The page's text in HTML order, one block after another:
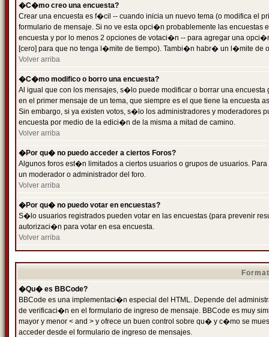
�C�mo creo una encuesta?
Crear una encuesta es f�cil -- cuando inicia un nuevo tema (o modifica el
formulario de mensaje. Si no ve esta opci�n probablemente las
encuesta y por lo menos 2 opciones de votaci�n -- para agregar una
[cero] para que no tenga l�mite de tiempo). Tambi�n habr� un l�mite de
Volver arriba
�C�mo modifico o borro una encuesta?
Al igual que con los mensajes, s�lo puede modificar o borrar una
en el primer mensaje de un tema, que siempre es el que tiene la encuesta
Sin embargo, si ya existen votos, s�lo los administradores y moderadores
encuesta por medio de la edici�n de la misma a mitad de camino.
Volver arriba
�Por qu� no puedo acceder a ciertos Foros?
Algunos foros est�n limitados a ciertos usuarios o grupos de usuarios.
un moderador o administrador del foro.
Volver arriba
�Por qu� no puedo votar en encuestas?
S�lo usuarios registrados pueden votar en las encuestas (para prevenir
autorizaci�n para votar en esa encuesta.
Volver arriba
�Qu� es BBCode?
BBCode es una implementaci�n especial del HTML. Depende del
de verificaci�n en el formulario de ingreso de mensaje. BBCode es muy
mayor y menor < and > y ofrece un buen control sobre qu� y c�mo se
acceder desde el formulario de ingreso de mensajes.